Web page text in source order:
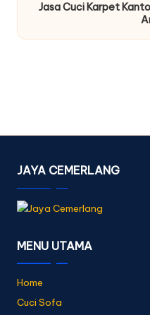
Jasa Cuci Karpet
JAYA CEMERLANG
MENU UTAMA
Home
Cuci Sofa